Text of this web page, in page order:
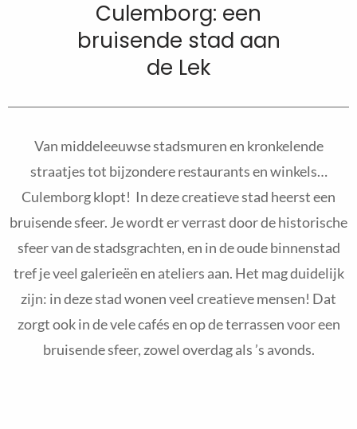
Culemborg: een
bruisende stad aan
de Lek
Van middeleeuwse stadsmuren en kronkelende
straatjes tot bijzondere restaurants en winkels…
Culemborg klopt! In deze creatieve stad heerst een
bruisende sfeer. Je wordt er verrast door de historische
sfeer van de stadsgrachten, en in de oude binnenstad
tref je veel galerieën en ateliers aan. Het mag duidelijk
zijn: in deze stad wonen veel creatieve mensen! Dat
zorgt ook in de vele cafés en op de terrassen voor een
bruisende sfeer, zowel overdag als ’s avonds.